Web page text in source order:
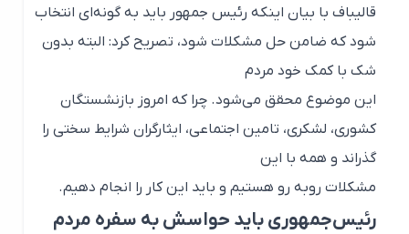
قالیباف با بیان اینکه رئیس جمهور باید به گونه‌ای انتخاب
شود که ضامن حل مشکلات شود، تصریح کرد: البته بدون
شک با کمک خود مردم
این موضوع محقق می‌شود. چرا که امروز بازنشستگان
کشوری، لشکری، تامین اجتماعی، ایثارگران شرایط سختی را
گذراند و همه با این
مشکلات روبه رو هستیم و باید این کار را انجام دهیم.
رئیس‌جمهوری باید حواسش به سفره مردم